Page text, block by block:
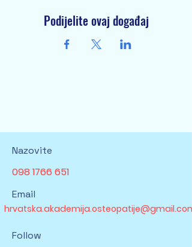
Podijelite ovaj događaj
Nazovite
098 1766 651
Email
hrvatska.akademija.osteopatije@gmail.com
Follow